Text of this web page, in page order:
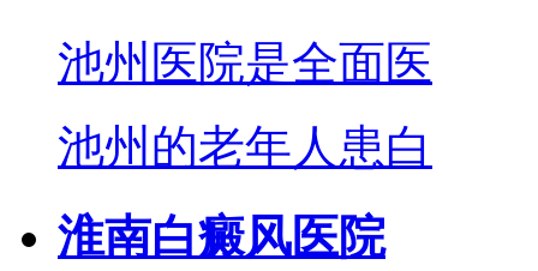
池州医院是全面医
池州的老年人患白
淮南白癜风医院